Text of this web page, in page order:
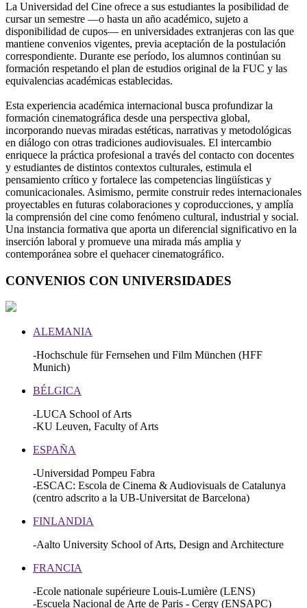
La Universidad del Cine ofrece a sus estudiantes la posibilidad de
cursar un semestre —o hasta un año académico, sujeto a
disponibilidad de cupos— en universidades extranjeras con las que
mantiene convenios vigentes, previa aceptación de la postulación
correspondiente. Durante ese período, los alumnos continúan su
formación respetando el plan de estudios original de la FUC y las
equivalencias académicas establecidas.
Esta experiencia académica internacional busca profundizar la
formación cinematográfica desde una perspectiva global,
incorporando nuevas miradas estéticas, narrativas y metodológicas
en diálogo con otras tradiciones audiovisuales. El intercambio
enriquece la práctica profesional a través del contacto con docentes
y estudiantes de distintos contextos culturales, estimula el
pensamiento crítico y fortalece las competencias lingüísticas y
comunicacionales. Asimismo, permite construir redes internacionales
proyectables en futuras colaboraciones y coproducciones, y amplía
la comprensión del cine como fenómeno cultural, industrial y social.
Una instancia formativa que aporta un diferencial significativo en la
inserción laboral y promueve una mirada más amplia y
contemporánea sobre el quehacer cinematográfico.
CONVENIOS CON UNIVERSIDADES
ALEMANIA
-Hochschule für Fernsehen und Film München (HFF
Munich)
BÉLGICA
-LUCA School of Arts
-KU Leuven, Faculty of Arts
ESPAÑA
-Universidad Pompeu Fabra
-ESCAC: Escola de Cinema & Audiovisuals de Catalunya
(centro adscrito a la UB-Universitat de Barcelona)
FINLANDIA
-Aalto University School of Arts, Design and Architecture
FRANCIA
-Ecole nationale supérieure Louis-Lumière (LENS)
-Escuela Nacional de Arte de Paris - Cergy (ENSAPC)